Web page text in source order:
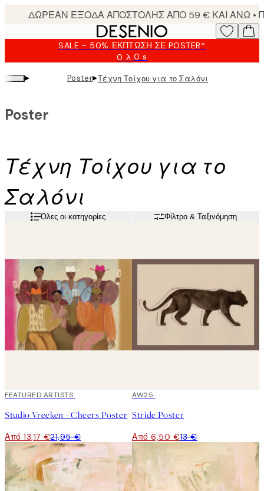
SALE - 50% ΈΚΠΤΩΣΗ ΣΕ POSTER*
0 λ.0 s
Ισχύει
μέχρι:
2026-
▸ Poster▸Τέχνη Τοίχου για το Σαλόνι
Τέχνη Τοίχου για το
Σαλόνι
Poster
Όλες οι κατηγορίες Φίλτρο & Ταξινόμηση
40%*
FEATURED ARTISTS
Studio Vreeken - Cheers Poster
Από 13,17 €21,95 €
50%*
AW25
Stride Poster
Από 6,50 €13 €